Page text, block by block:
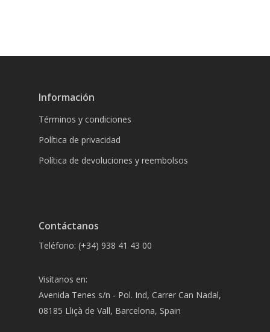
Información
Términos y condiciones
Política de privacidad
Política de devoluciones y reembolsos
Contáctanos
Teléfono: (+34) 938 41 43 00
Visítanos en:
Avenida Tenes s/n - Pol. Ind, Carrer Can Nadal,
08185 Lliçà de Vall, Barcelona, Spain